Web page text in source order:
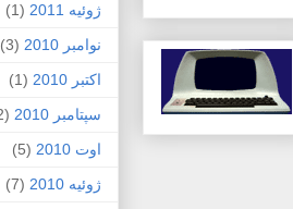
ژوئیه 2011
(1)
نوامبر 2010
(3)
اکتبر 2010
(1)
سپتامبر 2010
(2)
اوت 2010
(5)
ژوئیه 2010
(7)